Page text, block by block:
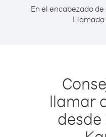
En el encabezado
llamar